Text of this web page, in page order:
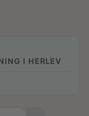
I HERLEV